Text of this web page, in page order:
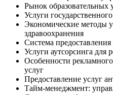
Рынок образовательных
Услуги
Экономические методы
здравоохранения
Система предоставления
Услуги аутсорсинга для
Особенности
услуг
Предоставление услуг
Тайм-менеджмент: